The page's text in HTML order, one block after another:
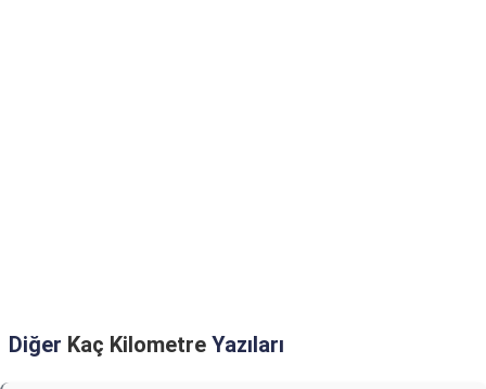
Diğer Kaç Kilometre Yazıları